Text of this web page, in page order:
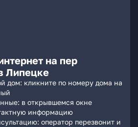
на пер
Липецке
дом: кликните по номеру дома на
в открывшемся окне
информацию
оператор перезвонит и